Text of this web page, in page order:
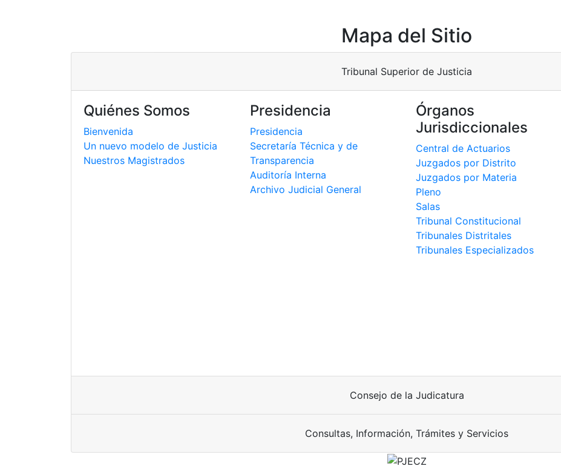
Mapa del Sitio
Tribunal Superior de Justicia
Quiénes Somos
Bienvenida
Un nuevo modelo de Justicia
Nuestros Magistrados
Presidencia
Presidencia
Secretaría Técnica y de
Transparencia
Auditoría Interna
Archivo Judicial General
Órganos
Jurisdiccionales
Central de Actuarios
Juzgados por Distrito
Juzgados por Materia
Pleno
Salas
Tribunal Constitucional
Tribunales Distritales
Tribunales Especializados
Consejo de la Judicatura
Consultas, Información, Trámites y Servicios